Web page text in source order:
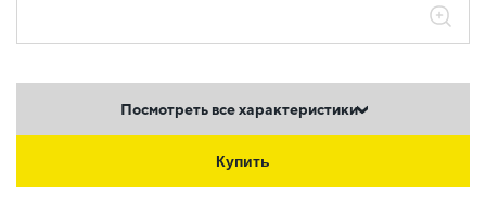
Посмотреть все характеристики
Купить